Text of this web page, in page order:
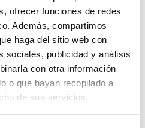
ofrecer funciones de redes
Además, compartimos
haga del sitio web con
sociales, publicidad y análisis
con otra información
o que hayan recopilado a
de sus servicios.